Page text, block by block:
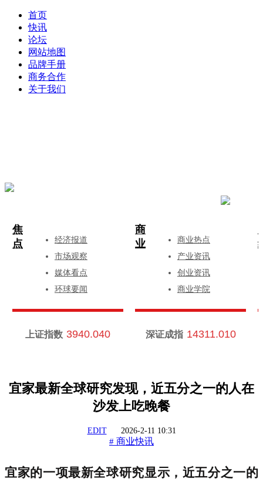
首页
快讯
论坛
网站地图
品牌手册
商务合作
关于我们
焦
点
经济报道
市场观察
媒体看点
环球要闻
商
业
商业热点
产业资讯
创业资讯
商业学院
上证指数 3940.040 深证成指 14311.010
宜家最新全球研究发现，近五分之一的人在
沙发上吃晚餐
EDIT 2026-2-11 10:31
# 商业快讯
宜家的一项最新全球研究显示，近五分之一的